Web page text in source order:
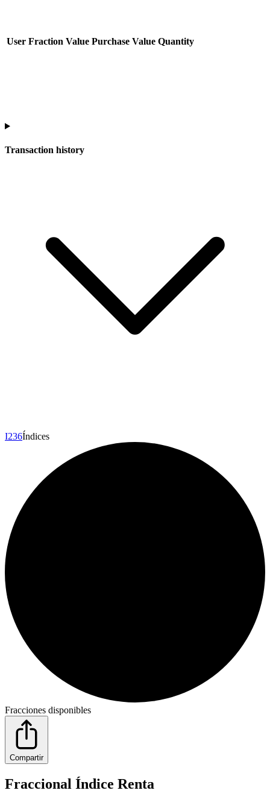
User Fraction Value Purchase Value Quantity
Transaction history
I236Índices
Fracciones disponibles
Compartir
Fraccional Índice Renta